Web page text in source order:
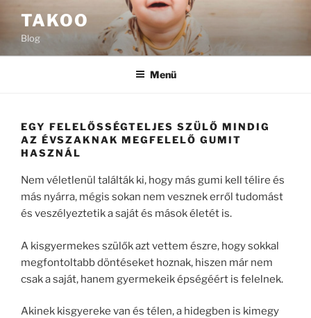
TAKOO
Blog
Menü
EGY FELELŐSSÉGTELJES SZÜLŐ MINDIG
AZ ÉVSZAKNAK MEGFELELŐ GUMIT
HASZNÁL
Nem véletlenül találták ki, hogy más gumi kell télire és
más nyárra, mégis sokan nem vesznek erről tudomást
és veszélyeztetik a saját és mások életét is.
A kisgyermekes szülők azt vettem észre, hogy sokkal
megfontoltabb döntéseket hoznak, hiszen már nem
csak a saját, hanem gyermekeik épségéért is felelnek.
Akinek kisgyereke van és télen, a hidegben is kimegy